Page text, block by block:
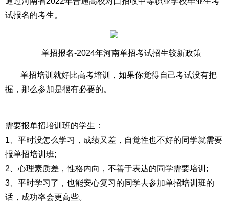
试报名的考生。
单招报名-2024年河南单招考试招生较新政策
单招培训就好比高考培训，如果你觉得自己考试没有把
握，那么参加是很有必要的。
需要报单招培训班的学生：
1、平时没怎么学习，成绩又差，自觉性也不好的同学就需要
报单招培训班;
2、心理素质差，性格内向，不善于表达的同学需要培训;
3、平时学习了，也能安心复习的同学去参加单招培训班的
话，成功率会更高些。